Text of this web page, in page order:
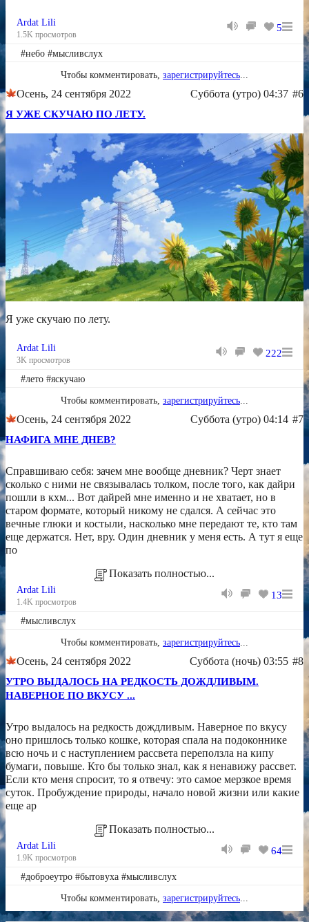
5
Ardat Lili
1.5K просмотров
#небо #мысливслух
Чтобы комментировать, зарегистрируйтесь
Суббота (утро) 04:37 #6
Осень, 24 сентября 2022
Я УЖЕ СКУЧАЮ ПО ЛЕТУ.
Я уже скучаю по лету.
222
Ardat Lili
3K просмотров
#лето #яскучаю
Чтобы комментировать, зарегистрируйтесь
Суббота (утро) 04:14 #7
Осень, 24 сентября 2022
НАФИГА МНЕ ДНЕВ?
Справшиваю себя: зачем мне вообще дневник? Черт знает
сколько с ними не связывалась толком, после того, как дайри
пошли в кхм... Вот дайрей мне именно и не хватает, но в
старом формате, который никому не сдался. А сейчас это
вечные глюки и костыли, насколько мне передают те, кто там
еще держатся. Нет, вру. Один дневник у меня есть. А тут я еще
по
Показать полностью...
13
Ardat Lili
1.4K просмотров
#мысливслух
Чтобы комментировать, зарегистрируйтесь
Суббота (ночь) 03:55 #8
Осень, 24 сентября 2022
УТРО ВЫДАЛОСЬ НА РЕДКОСТЬ ДОЖДЛИВЫМ.
НАВЕРНОЕ ПО ВКУСУ ...
Утро выдалось на редкость дождливым. Наверное по вкусу
оно пришлось только кошке, которая спала на подоконнике
всю ночь и с наступлением рассвета переползла на кипу
бумаги, повыше. Кто бы только знал, как я ненавижу рассвет.
Если кто меня спросит, то я отвечу: это самое мерзкое время
суток. Пробуждение природы, начало новой жизни или какие
еще ар
Показать полностью...
64
Ardat Lili
1.9K просмотров
#доброеутро #бытовуха #мысливслух
Чтобы комментировать, зарегистрируйтесь